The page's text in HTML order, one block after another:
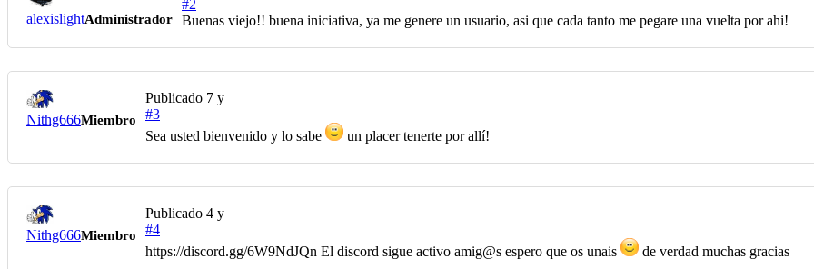
alexislightAdministrador
#2
Buenas viejo!! buena iniciativa, ya me genere un usuario, asi que cada tanto me pegare una vuelta por ahi!
Nithg666Miembro
Publicado 7 y
#3
Sea usted bienvenido y lo sabe
un placer tenerte por allí!
Nithg666Miembro
Publicado 4 y
#4
https://discord.gg/6W9NdJQn El discord sigue activo amig@s espero que os unais
de verdad muchas gracias